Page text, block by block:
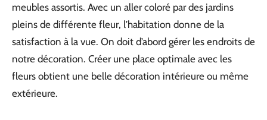
meubles assortis. Avec un aller coloré par des jardins
pleins de différente fleur, l’habitation donne de la
satisfaction à la vue. On doit d’abord gérer les endroits de
notre décoration. Créer une place optimale avec les
fleurs obtient une belle décoration intérieure ou même
extérieure.